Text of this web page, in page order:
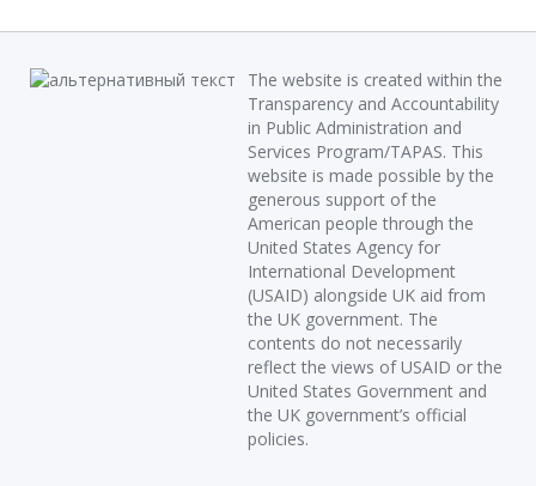
The website is created within the
Transparency and Accountability
in Public Administration and
Services Program/TAPAS. This
website is made possible by the
generous support of the
American people through the
United States Agency for
International Development
(USAID) alongside UK aid from
the UK government. The
contents do not necessarily
reflect the views of USAID or the
United States Government and
the UK government’s official
policies.